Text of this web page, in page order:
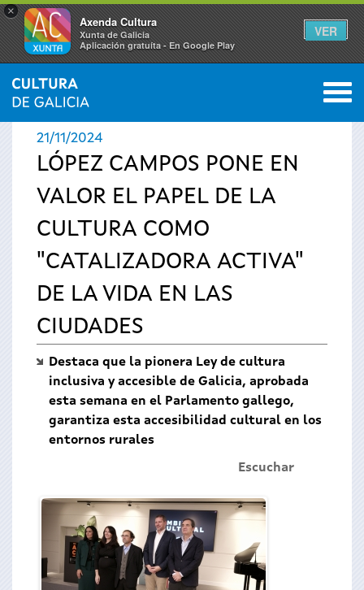
×
Axenda Cultura
Xunta de Galicia
Aplicación gratuíta - En Google Play
VER
Se
encuentra
usted
aquí
INICIO › ACTUALIDAD 0
21/11/2024
LÓPEZ CAMPOS PONE EN
VALOR EL PAPEL DE LA
CULTURA COMO
"CATALIZADORA ACTIVA"
DE LA VIDA EN LAS
CIUDADES
Destaca que la pionera Ley de cultura
inclusiva y accesible de Galicia, aprobada
esta semana en el Parlamento gallego,
garantiza esta accesibilidad cultural en los
entornos rurales
Escuchar